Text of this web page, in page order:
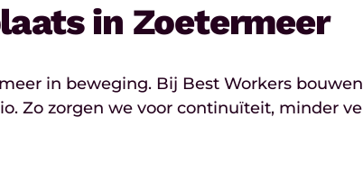
in Zoetermeer
in beweging. Bij Best Workers
Zo zorgen we voor continuïteit, minder